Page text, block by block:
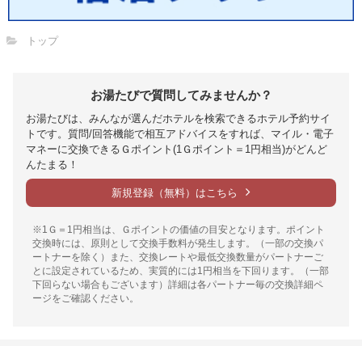
トップ
お湯たびで質問してみませんか？
お湯たびは、みんなが選んだホテルを検索できるホテル予約サイ
トです。質問/回答機能で相互アドバイスをすれば、マイル・電子
マネーに交換できるＧポイント(1Ｇポイント＝1円相当)がどんど
んたまる！
新規登録（無料）はこちら
※1Ｇ＝1円相当は、Ｇポイントの価値の目安となります。ポイント
交換時には、原則として交換手数料が発生します。（一部の交換パ
ートナーを除く）また、交換レートや最低交換数量がパートナーご
とに設定されているため、実質的には1円相当を下回ります。（一部
下回らない場合もございます）詳細は各パートナー毎の交換詳細ペ
ージをご確認ください。